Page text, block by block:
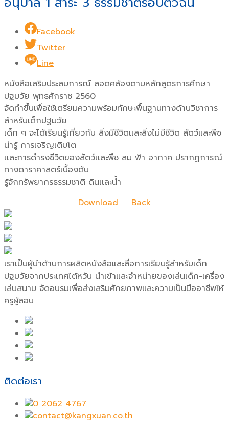
Facebook
Twitter
Line
หนังสือเสริมประสบการณ์ สอดคล้องตามหลักสูตรการศึกษา
ปฐมวัย พุทธศักราช 2560
จัดทำขึ้นเพื่อใช้เตรียมความพร้อมทักษะพื้นฐานทางด้านวิชาการ
สำหรับเด็กปฐมวัย
เด็ก ๆ จะได้เรียนรู้เกี่ยวกับ สิ่งมีชีวิตเเละสิ่งไม่มีชีวิต สัตว์และพืช
น่ารู้ การเจริญเติบโต
เเละการดำรงชีวิตของสัตว์เเละพืช ลม ฟ้า อากาศ ปรากฏการณ์
ทางดาราศาสตร์เบื้องต้น
รู้จักทรัพยากรธรรมชาติ ดินเเละน้ำ
Download
Back
เราเป็นผู้นำด้านการผลิตหนังสือและสื่อการเรียนรู้สำหรับเด็ก
ปฐมวัยจากประเทศไต้หวัน นำเข้าและจำหน่ายของเล่นเด็ก-เครื่อง
เล่นสนาม จัดอบรมเพื่อส่งเสริมศักยภาพและความเป็นมืออาชีพให้
ครูผู้สอน
ติดต่อเรา
0 2062 4767
contact@kangxuan.co.th